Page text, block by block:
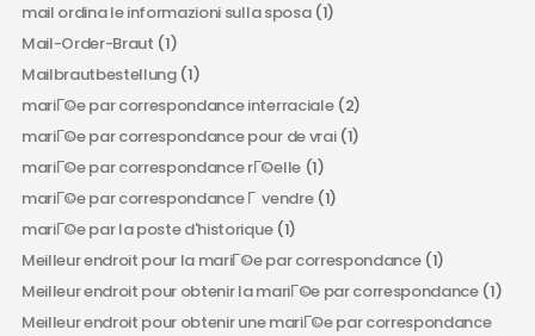
mail ordina le informazioni sulla sposa(1)
Mail-Order-Braut (1)
Mailbrautbestellung(1)
mariГ©e par correspondance interraciale(2)
mariГ©e par correspondance pour de vrai(1)
mariГ©e par correspondance rГ©elle(1)
mariГ©e par correspondance Г vendre(1)
mariГ©e par la poste d'historique(1)
Meilleur endroit pour la mariГ©e par correspondance(1)
Meilleur endroit pour obtenir la mariГ©e par correspondance(1)
Meilleur endroit pour obtenir une mariГ©e par correspondance